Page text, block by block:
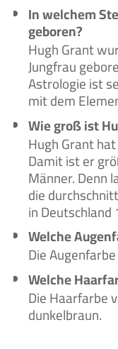
In welchem
geboren?
Hugh Grant
Jungfrau
Astrologie ist
mit dem
Wie groß ist
Hugh Grant
Damit ist er
Männer. Denn
die
in Deutschland
Welche
Die
Welche
Die Haarfarbe
dunkelbraun.